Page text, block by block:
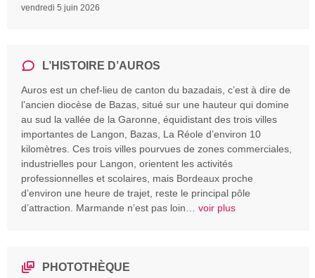
vendredi 5 juin 2026
L’HISTOIRE D’AUROS
Auros est un chef-lieu de canton du bazadais, c’est à dire de
l’ancien diocèse de Bazas, situé sur une hauteur qui domine
au sud la vallée de la Garonne, équidistant des trois villes
importantes de Langon, Bazas, La Réole d’environ 10
kilomètres. Ces trois villes pourvues de zones commerciales,
industrielles pour Langon, orientent les activités
professionnelles et scolaires, mais Bordeaux proche
d’environ une heure de trajet, reste le principal pôle
d’attraction. Marmande n’est pas loin… voir plus
PHOTOTHÈQUE